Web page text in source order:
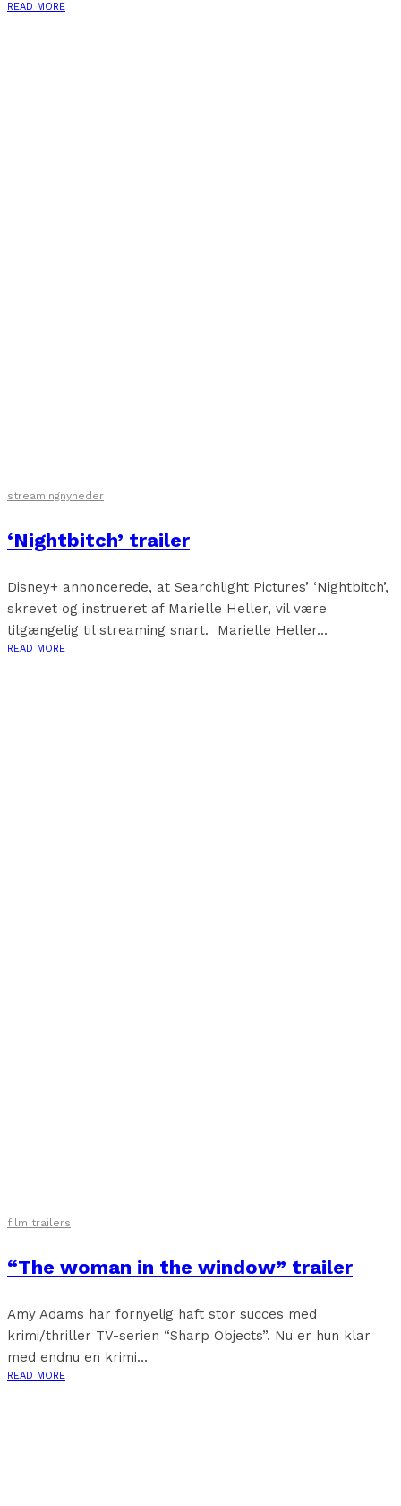
READ MORE
streamingnyheder
‘Nightbitch’ trailer
Disney+ annoncerede, at Searchlight Pictures’ ‘Nightbitch’,
skrevet og instrueret af Marielle Heller, vil være
tilgængelig til streaming snart. Marielle Heller...
READ MORE
film trailers
“The woman in the window” trailer
Amy Adams har fornyelig haft stor succes med
krimi/thriller TV-serien “Sharp Objects”. Nu er hun klar
med endnu en krimi...
READ MORE